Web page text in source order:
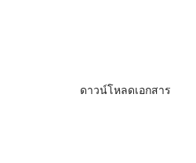
ดาวน์โหลดเอกสาร